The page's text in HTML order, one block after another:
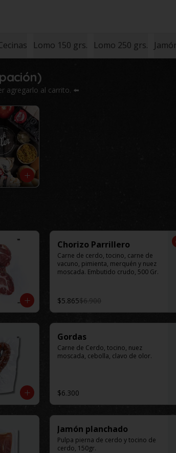
Lomo 150 grs. Lomo 250 grs.
agregarlo al carrito. ⬅️
Chorizo Parrillero
Carne de cerdo, tocino, carne de
vacuno, pimienta, merquén y nuez
moscada. Embutido crudo, 500 Gr.
$5.865$6.900
Gordas
Carne de Cerdo, tocino, nuez
moscada, cebolla, clavo de olor.
$6.300
Jamón planchado
Pulpa pierna de cerdo y tocino de
cerdo, 150gr.